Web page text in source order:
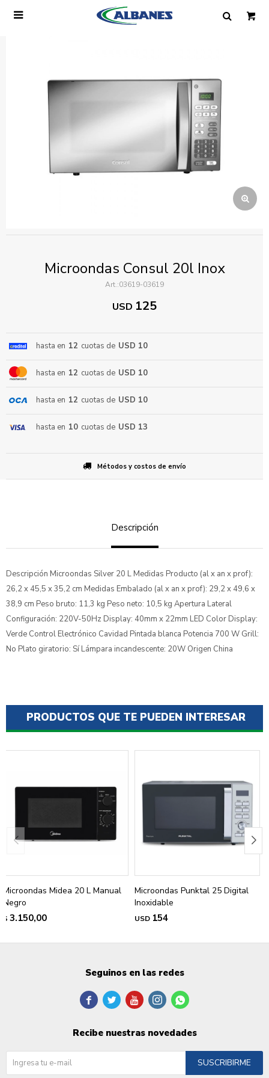

Microondas Consul 20l Inox
03619-03619
USD 125
hasta en 12 cuotas de USD 10
hasta en 12 cuotas de USD 10
hasta en 12 cuotas de USD 10
hasta en 10 cuotas de USD 13
Métodos y costos de envío
Descripción
Descripción Microondas Silver 20 L Medidas Producto (al x an x prof):
26,2 x 45,5 x 35,2 cm Medidas Embalado (al x an x prof): 29,2 x 49,6 x
38,9 cm Peso bruto: 11,3 kg Peso neto: 10,5 kg Apertura Lateral
Configuración: 220V-50Hz Display: 40mm x 22mm LED Color Display:
Verde Control Electrónico Cavidad Pintada blanca Potencia 700 W Grill:
No Plato giratorio: Sí Lámpara incandescente: 20W Origen China
PRODUCTOS QUE TE PUEDEN INTERESAR
Microondas Midea 20 L Manual
Negro
$ 3.150,00
Microondas Punktal 25 Digital
Inoxidable
USD 154
Nombre
ENVIAR
Seguinos en las redes
    
Recibe nuestras novedades
SUSCRIBIRME